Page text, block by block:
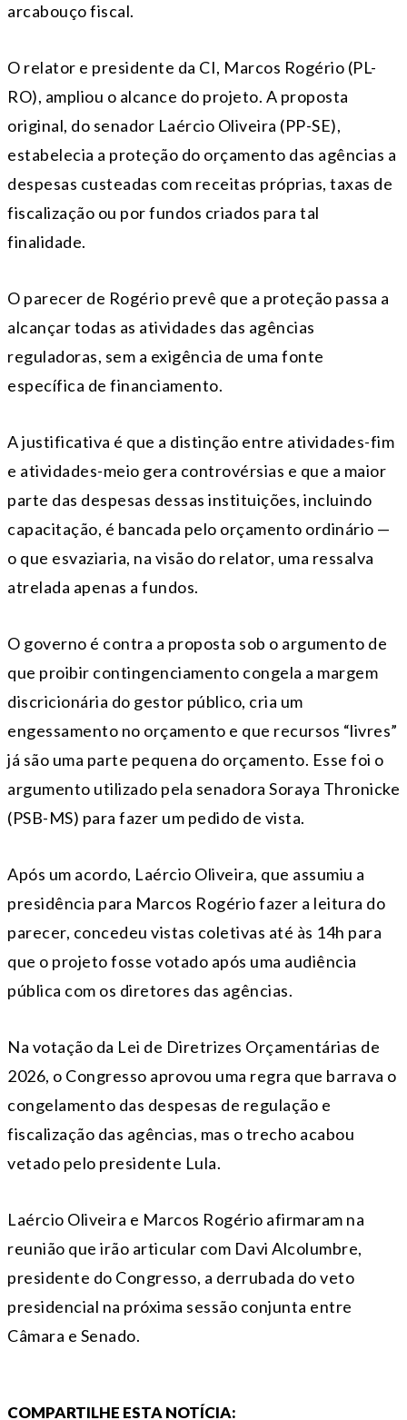
arcabouço fiscal.
O relator e presidente da CI, Marcos Rogério (PL-
RO), ampliou o alcance do projeto. A proposta
original, do senador Laércio Oliveira (PP-SE),
estabelecia a proteção do orçamento das agências a
despesas custeadas com receitas próprias, taxas de
fiscalização ou por fundos criados para tal
finalidade.
O parecer de Rogério prevê que a proteção passa a
alcançar todas as atividades das agências
reguladoras, sem a exigência de uma fonte
específica de financiamento.
A justificativa é que a distinção entre atividades-fim
e atividades-meio gera controvérsias e que a maior
parte das despesas dessas instituições, incluindo
capacitação, é bancada pelo orçamento ordinário —
o que esvaziaria, na visão do relator, uma ressalva
atrelada apenas a fundos.
O governo é contra a proposta sob o argumento de
que proibir contingenciamento congela a margem
discricionária do gestor público, cria um
engessamento no orçamento e que recursos “livres”
já são uma parte pequena do orçamento. Esse foi o
argumento utilizado pela senadora Soraya Thronicke
(PSB-MS) para fazer um pedido de vista.
Após um acordo, Laércio Oliveira, que assumiu a
presidência para Marcos Rogério fazer a leitura do
parecer, concedeu vistas coletivas até às 14h para
que o projeto fosse votado após uma audiência
pública com os diretores das agências.
Na votação da Lei de Diretrizes Orçamentárias de
2026, o Congresso aprovou uma regra que barrava o
congelamento das despesas de regulação e
fiscalização das agências, mas o trecho acabou
vetado pelo presidente Lula.
Laércio Oliveira e Marcos Rogério afirmaram na
reunião que irão articular com Davi Alcolumbre,
presidente do Congresso, a derrubada do veto
presidencial na próxima sessão conjunta entre
Câmara e Senado.
COMPARTILHE ESTA NOTÍCIA: